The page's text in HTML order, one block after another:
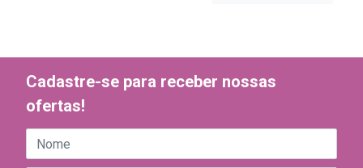
Cadastre-se para receber nossas
ofertas!